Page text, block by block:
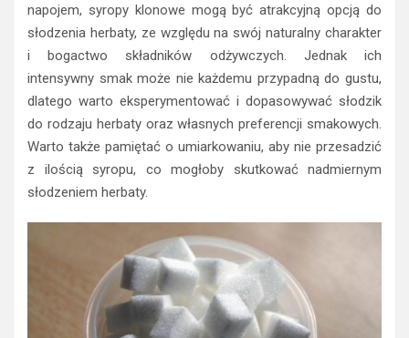
napojem, syropy klonowe mogą być atrakcyjną opcją do
słodzenia herbaty, ze względu na swój naturalny charakter
i bogactwo składników odżywczych. Jednak ich
intensywny smak może nie każdemu przypadną do gustu,
dlatego warto eksperymentować i dopasowywać słodzik
do rodzaju herbaty oraz własnych preferencji smakowych.
Warto także pamiętać o umiarkowaniu, aby nie przesadzić
z ilością syropu, co mogłoby skutkować nadmiernym
słodzeniem herbaty.